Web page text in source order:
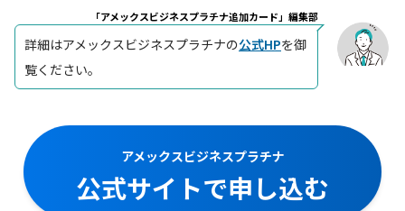
「アメックスビジネスプラチナ追加カード」編集部
詳細はアメックスビジネスプラチナの公式HPを御
覧ください。
アメックスビジネスプラチナ
公式サイトで申し込む